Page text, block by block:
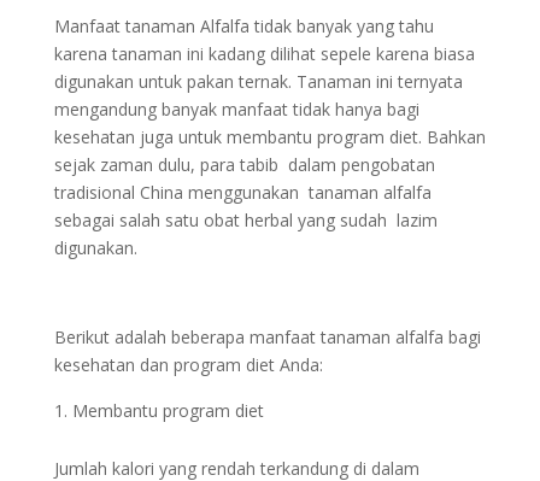
Manfaat tanaman Alfalfa tidak banyak yang tahu
karena tanaman ini kadang dilihat sepele karena biasa
digunakan untuk pakan ternak. Tanaman ini ternyata
mengandung banyak manfaat tidak hanya bagi
kesehatan juga untuk membantu program diet. Bahkan
sejak zaman dulu, para tabib dalam pengobatan
tradisional China menggunakan tanaman alfalfa
sebagai salah satu obat herbal yang sudah lazim
digunakan.
Berikut adalah beberapa manfaat tanaman alfalfa bagi
kesehatan dan program diet Anda:
Membantu program diet
Jumlah kalori yang rendah terkandung di dalam